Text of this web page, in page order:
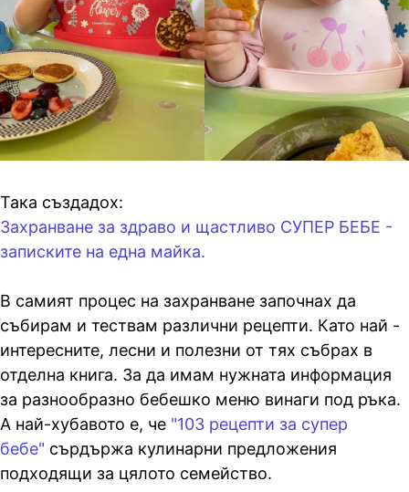
Така създадох:
Захранване за здраво и щастливо СУПЕР БЕБЕ -
записките на една майка.
В самият процес на захранване започнах да
събирам и тествам различни рецепти. Като най -
интересните, лесни и полезни от тях събрах в
отделна книга. За да имам нужната информация
за разнообразно бебешко меню винаги под ръка.
А най-хубавото е, че "103 рецепти за супер
бебе" сърдържа кулинарни предложения
подходящи за цялото семейство.